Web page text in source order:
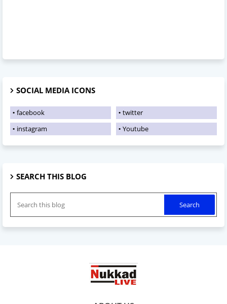
SOCIAL MEDIA ICONS
facebook
twitter
instagram
Youtube
SEARCH THIS BLOG